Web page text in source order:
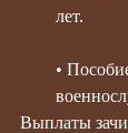
лет.
•
Выплаты